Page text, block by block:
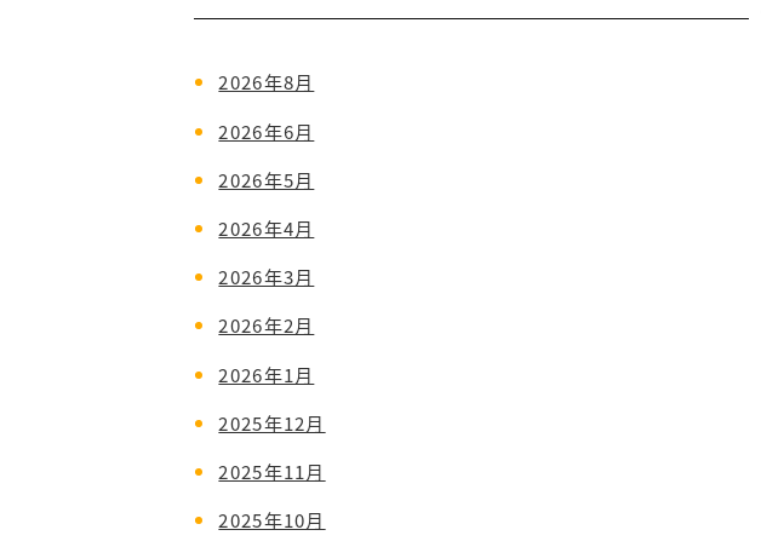
2026年8月
2026年6月
2026年5月
2026年4月
2026年3月
2026年2月
2026年1月
2025年12月
2025年11月
2025年10月